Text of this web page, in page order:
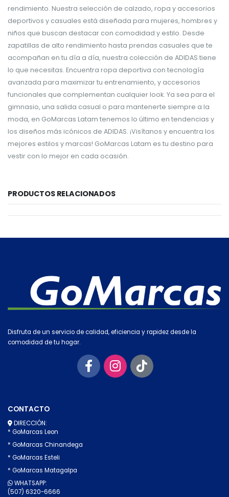
rendimiento. Nuestra selección de calzado, ropa y accesorios
deportivos y casuales está diseñada para mujeres, hombres y
niños que buscan destacar con comodidad y estilo. Desde
zapatillas de alto rendimiento hasta prendas casuales que te
acompañan en tu día a día, nuestra colección de ADIDAS tiene
lo que necesitas. Encuentra ropa deportiva con tecnología
avanzada para maximizar tu entrenamiento, y accesorios
funcionales que complementan cualquier look. Ya sea para el
gimnasio, una salida casual o para mantenerte siempre a la
moda, en GoMarcas Latam tenemos lo último en tendencias y
los diseños más icónicos de ADIDAS. ¡Visítanos y encuentra los
mejores estilos y marcas! GoMarcas Latam es tu destino para
vestir con lo mejor en cada ocasión.
PRODUCTOS RELACIONADOS
Disfruta de un servicio de calidad, eficiencia y rapidez desde la
comodidad de tu hogar.
CONTACTO
DIRECCIÓN:
* GoMarcas Leon
* GoMarcas Chinandega
* GoMarcas Esteli
* GoMarcas Matagalpa
WHATSAPP:
(507) 6320-6666